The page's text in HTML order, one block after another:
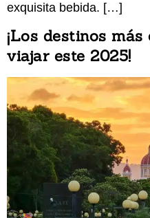
exquisita bebida. […]
¡Los destinos
viajar este 2025!